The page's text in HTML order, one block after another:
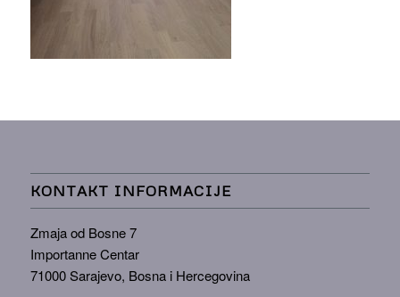
KONTAKT INFORMACIJE
Zmaja od Bosne 7
Importanne Centar
71000 Sarajevo, Bosna i Hercegovina